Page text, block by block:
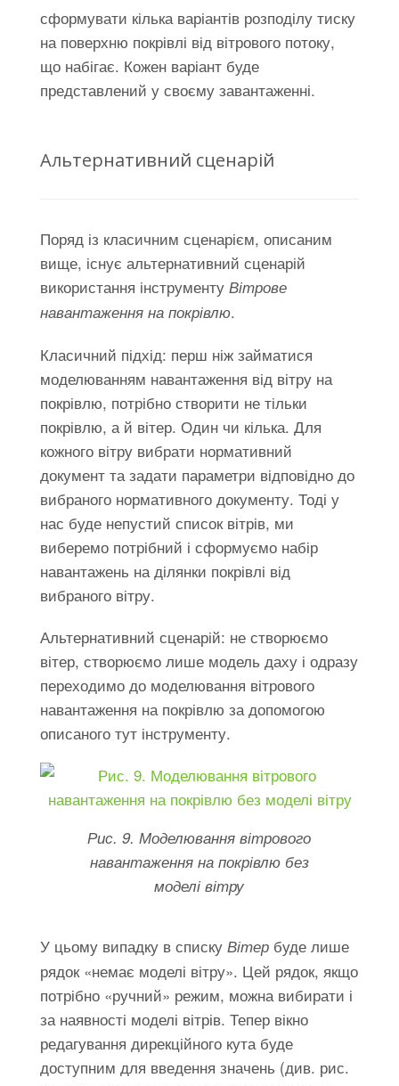
сформувати кілька варіантів розподілу тиску
на поверхню покрівлі від вітрового потоку,
що набігає. Кожен варіант буде
представлений у своєму завантаженні.
Альтернативний сценарій
Поряд із класичним сценарієм, описаним
вище, існує альтернативний сценарій
використання інструменту Вітрове
навантаження на покрівлю.
Класичний підхід: перш ніж займатися
моделюванням навантаження від вітру на
покрівлю, потрібно створити не тільки
покрівлю, а й вітер. Один чи кілька. Для
кожного вітру вибрати нормативний
документ та задати параметри відповідно до
вибраного нормативного документу. Тоді у
нас буде непустий список вітрів, ми
виберемо потрібний і сформуємо набір
навантажень на ділянки покрівлі від
вибраного вітру.
Альтернативний сценарій: не створюємо
вітер, створюємо лише модель даху і одразу
переходимо до моделювання вітрового
навантаження на покрівлю за допомогою
описаного тут інструменту.
Рис. 9. Моделювання вітрового
навантаження на покрівлю без
моделі вітру
У цьому випадку в списку Вітер буде лише
рядок «немає моделі вітру». Цей рядок, якщо
потрібно «ручний» режим, можна вибирати і
за наявності моделі вітрів. Тепер вікно
редагування дирекційного кута буде
доступним для введення значень (див. рис.